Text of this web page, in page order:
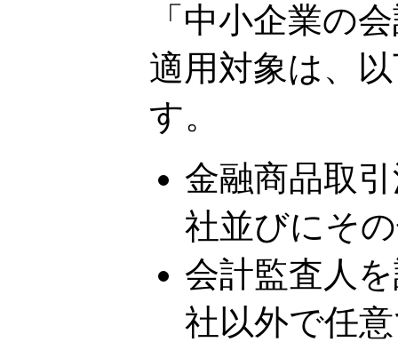
「中小企業の
適用対象は、
す。
金融商品取
社並びにそ
会計監査人
社以外で任